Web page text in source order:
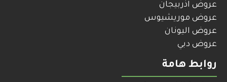
عروض اذربيجان
عروض موريشيوس
عروض اليونان
عروض دبي
روابط هامة